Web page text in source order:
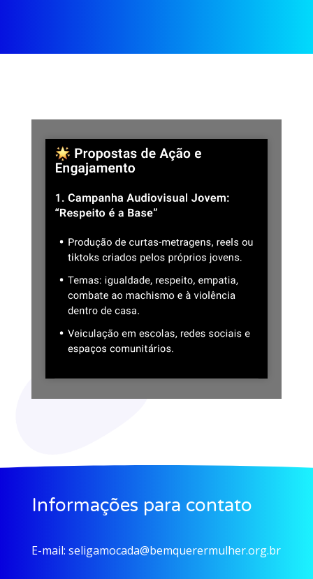
Informações para contato
E-mail: seligamocada@bemquerermulher.org.br